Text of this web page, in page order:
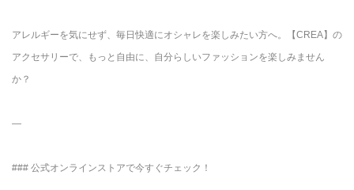
アレルギーを気にせず、毎日快適にオシャレを楽しみたい方へ。【CREA】の
アクセサリーで、もっと自由に、自分らしいファッションを楽しみません
か？
—
### 公式オンラインストアで今すぐチェック！